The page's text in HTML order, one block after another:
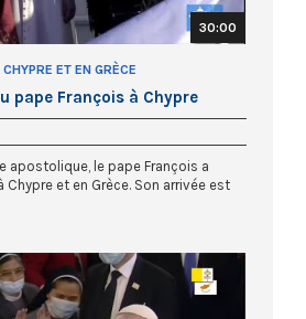
30:00
ET EN GRÈCE
pape François à Chypre
apostolique, le pape François a
Chypre et en Grèce. Son arrivée est